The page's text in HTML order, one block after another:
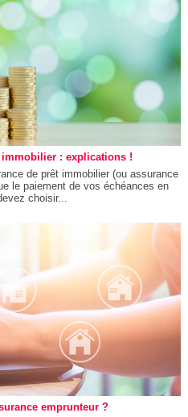
immobilier : explications !
de prêt immobilier (ou assurance
le paiement de vos échéances en
choisir...
emprunteur ?